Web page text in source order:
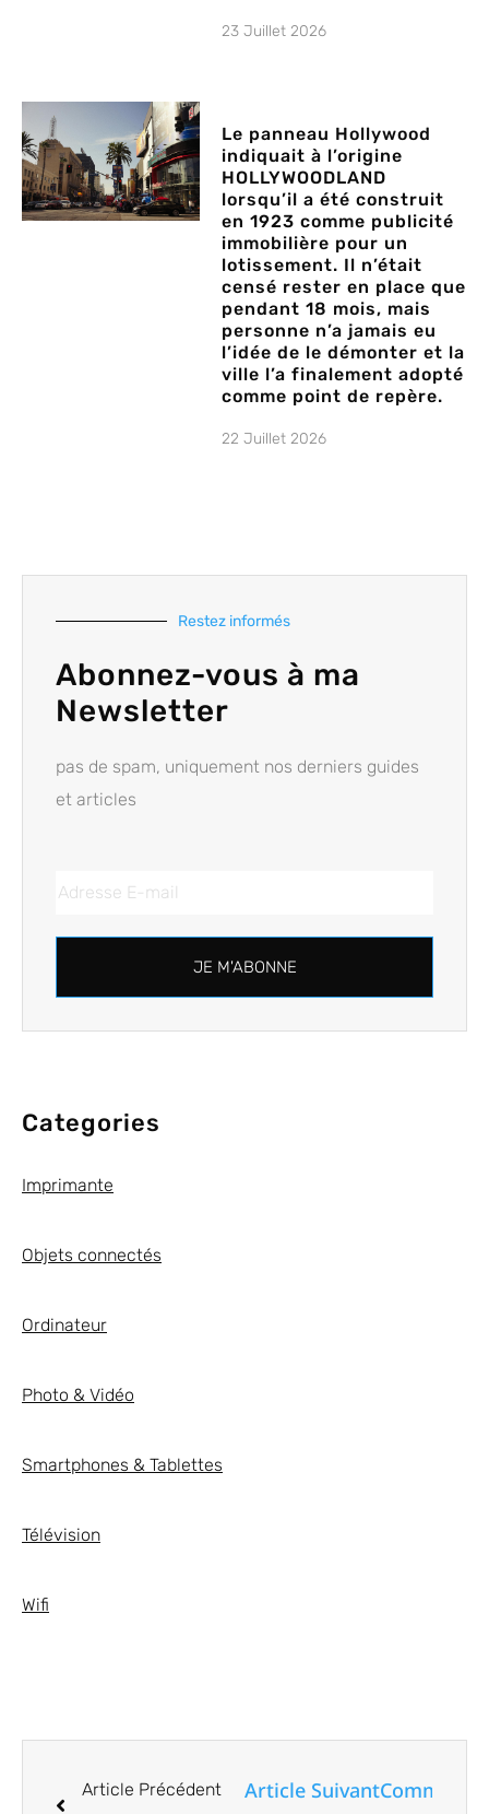
23 Juillet 2026
Le panneau Hollywood
indiquait à l’origine
HOLLYWOODLAND
lorsqu’il a été construit
en 1923 comme publicité
immobilière pour un
lotissement. Il n’était
censé rester en place que
pendant 18 mois, mais
personne n’a jamais eu
l’idée de le démonter et la
ville l’a finalement adopté
comme point de repère.
22 Juillet 2026
Restez informés
Abonnez-vous à ma
Newsletter
pas de spam, uniquement nos derniers guides
et articles
JE M'ABONNE
Categories
Imprimante
Objets connectés
Ordinateur
Photo & Vidéo
Smartphones & Tablettes
Télévision
Wifi
Article Précédent Article SuivantComment